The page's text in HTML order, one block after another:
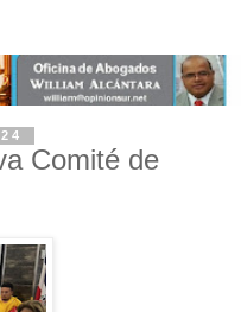
Comité de